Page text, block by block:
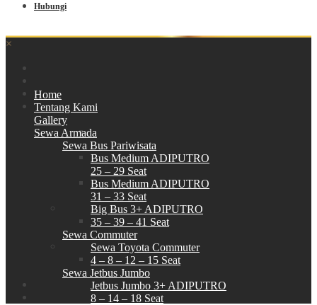
Hubungi
×
Home
Tentang Kami
Gallery
Sewa Armada
Sewa Bus Pariwisata
Bus Medium ADIPUTRO
25 – 29 Seat
Bus Medium ADIPUTRO
31 – 33 Seat
Big Bus 3+ ADIPUTRO
35 – 39 – 41 Seat
Sewa Commuter
Sewa Toyota Commuter
4 – 8 – 12 – 15 Seat
Sewa Jetbus Jumbo
Jetbus Jumbo 3+ ADIPUTRO
8 – 14 – 18 Seat